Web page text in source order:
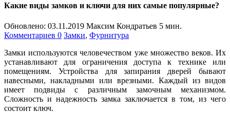
Какие виды замков и ключи для них самые популярные?
Обновлено: 03.11.2019 Максим Кондратьев 5 мин.
Комментариев 0 Замки, Фурнитура
Замки используются человечеством уже множество веков. Их
устанавливают для ограничения доступа к технике или
помещениям. Устройства для запирания дверей бывают
навесными, накладными или врезными. Каждый из видов
имеет подвиды с различным замочным механизмом.
Сложность и надежность замка заключается в том, из чего
состоит ключ.